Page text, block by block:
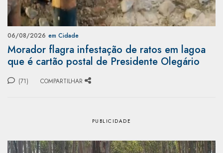
06/08/2026 em Cidade
Morador flagra infestação de ratos em lagoa
que é cartão postal de Presidente Olegário
(71) COMPARTILHAR